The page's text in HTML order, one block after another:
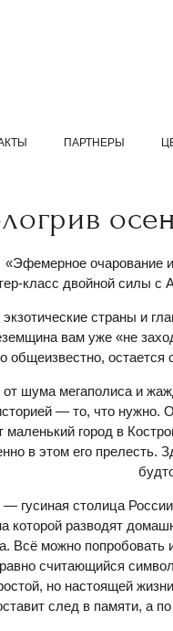
ПАРТНЕРЫ
«Эфемерное очарование
класс двойной силы
страны и
вам уже «не
общеизвестно,
шума мегаполиса и
— то, что нужно.
маленький город в
в этом его
гусиная столица
которой разводят
Всё можно попробовать
считающийся
но настоящей
след в памяти, а